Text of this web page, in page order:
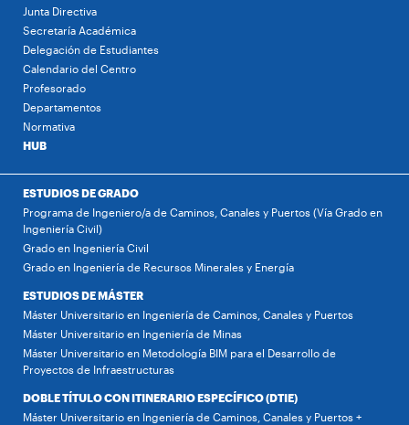
Junta Directiva
Secretaría Académica
Delegación de Estudiantes
Calendario del Centro
Profesorado
Departamentos
Normativa
HUB
ESTUDIOS DE GRADO
Programa de Ingeniero/a de Caminos, Canales y Puertos (Vía Grado en
Ingeniería Civil)
Grado en Ingeniería Civil
Grado en Ingeniería de Recursos Minerales y Energía
ESTUDIOS DE MÁSTER
Máster Universitario en Ingeniería de Caminos, Canales y Puertos
Máster Universitario en Ingeniería de Minas
Máster Universitario en Metodología BIM para el Desarrollo de
Proyectos de Infraestructuras
DOBLE TÍTULO CON ITINERARIO ESPECÍFICO (DTIE)
Máster Universitario en Ingeniería de Caminos, Canales y Puertos +